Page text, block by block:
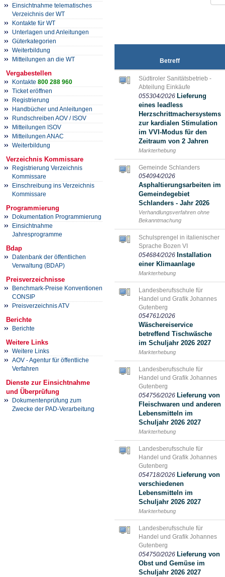
Einsichtnahme telematisches
Verzeichnis der WT
Kontakte für WT
Unterlagen und Anleitungen
Güterkategorien
Weiterbildung
Mitteilungen an die WT
Vergabestellen
Kontakte 800 288 960
Ticket eröffnen
Registrierung
Handbücher und Anleitungen
Rundschreiben AOV / ISOV
Mitteilungen ISOV
Mitteilungen ANAC
Weiterbildung
Verzeichnis Kommissare
Registrierung Verzeichnis
Kommissare
Einschreibung ins Verzeichnis
Kommissare
Programmierung
Dokumentation Programmierung
Einsichtnahme
Jahresprogramme
Bdap
Datenbank der öffentlichen
Verwaltung (BDAP)
Preisverzeichnisse
Benchmark-Preise Konventionen
CONSIP
Preisverzeichnis ATV
Berichte
Berichte
Weitere Links
Weitere Links
AOV - Agentur für öffentliche
Verfahren
Dienste zur Einsichtnahme
und Überprüfung
Dokumentenprüfung zum
Zwecke der PAD-Verarbeitung
Betreff
Südtiroler Sanitätsbetrieb -
Abteilung Einkäufe
055304/2026 Lieferung
eines leadless
Herzschrittmachersystems
zur kardialen Stimulation
im VVI-Modus für den
Zeitraum von 2 Jahren
Markterhebung
Gemeinde Schlanders
054094/2026
Asphaltierungsarbeiten im
Gemeindegebiet
Schlanders - Jahr 2026
Verhandlungsverfahren ohne
Bekanntmachung
Schulsprengel in italienischer
Sprache Bozen VI
054684/2026 Installation
einer Klimaanlage
Markterhebung
Landesberufsschule für
Handel und Grafik Johannes
Gutenberg
054761/2026
Wäschereiservice
betreffend Tischwäsche
im Schuljahr 2026 2027
Markterhebung
Landesberufsschule für
Handel und Grafik Johannes
Gutenberg
054756/2026 Lieferung von
Fleischwaren und anderen
Lebensmitteln im
Schuljahr 2026 2027
Markterhebung
Landesberufsschule für
Handel und Grafik Johannes
Gutenberg
054718/2026 Lieferung von
verschiedenen
Lebensmitteln im
Schuljahr 2026 2027
Markterhebung
Landesberufsschule für
Handel und Grafik Johannes
Gutenberg
054750/2026 Lieferung von
Obst und Gemüse im
Schuljahr 2026 2027